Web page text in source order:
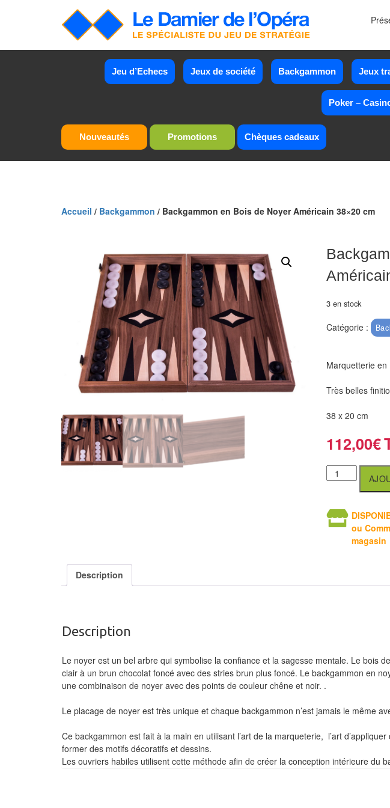
Jeu d’Echecs Jeux de société Backgammon Jeux
Poker –
Nouveautés Promotions Chèques cadeaux
Accueil / Backgammon / Backgammon en Bois de Noyer Américain 38×20 cm
3 en stock
Catégorie :
Marquetterie
Très belles
38 x 20 cm
112,00€
ou
magasin
Description
Description
Le noyer est un bel arbre qui symbolise la confiance et la sagesse mentale. Le bois
clair à un brun chocolat foncé avec des stries brun plus foncé. Le backgammon en
une combinaison de noyer avec des points de couleur chêne et noir. .
Le placage de noyer est très unique et chaque backgammon n’est jamais le même
Ce backgammon est fait à la main en utilisant l’art de la marqueterie, l’art
former des motifs décoratifs et dessins.
Les ouvriers habiles utilisent cette méthode afin de créer la conception intérieure du